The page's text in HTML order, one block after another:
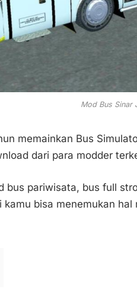
Mod Bus Sinar
memainkan Bus
dari para modder
bus pariwisata, bus full
kamu bisa menemukan